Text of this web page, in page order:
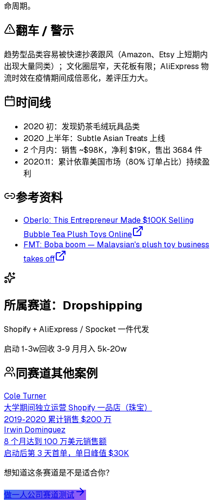
命周期。
翻车 / 警示
趋势型品类容易被快速抄袭跟风（Amazon、Etsy 上短期内
出现大量同类）；文化圈层窄，天花板有限；AliExpress 物
流时效在疫情期间成倍恶化，差评压力大。
时间线
2020 初：发现奶茶毛绒玩具品类
2020 上半年：Subtle Asian Treats 上线
2 个月内：销售 ~$98K，净利 $19K，售出 3684 件
2020.11：累计依靠美国市场（80% 订单占比）持续盈
利
参考资料
Oberlo: This Entrepreneur Made $100K Selling
Bubble Tea Plush Toys Online
FMT: Boba boom — Malaysian's plush toy business
takes off
所属赛道： Dropshipping
Shopify + AliExpress / Spocket 一件代发
启动1-3w回收 3-9 月 月入 5k-20w
同赛道其他案例
Cole Turner
大学期间独立运营 Shopify 一品店（珠宝）
2019-2020 累计销售 $200 万
Irwin Dominguez
8 个月达到 100 万美元销售额
启动后第 3 天首单，单日峰值 $30K
想知道这条赛道是不是适合你？
做一人公司赛道测试